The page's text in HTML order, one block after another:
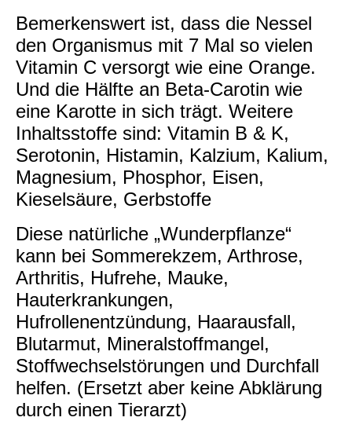
Bemerkenswert ist, dass die Nessel
den Organismus mit 7 Mal so vielen
Vitamin C versorgt wie eine Orange.
Und die Hälfte an Beta-Carotin wie
eine Karotte in sich trägt. Weitere
Inhaltsstoffe sind: Vitamin B & K,
Serotonin, Histamin, Kalzium, Kalium,
Magnesium, Phosphor, Eisen,
Kieselsäure, Gerbstoffe
Diese natürliche „Wunderpflanze“
kann bei Sommerekzem, Arthrose,
Arthritis, Hufrehe, Mauke,
Hauterkrankungen,
Hufrollenentzündung, Haarausfall,
Blutarmut, Mineralstoffmangel,
Stoffwechselstörungen und Durchfall
helfen. (Ersetzt aber keine Abklärung
durch einen Tierarzt)